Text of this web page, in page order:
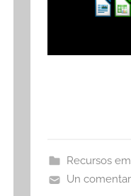
Recursos
Un